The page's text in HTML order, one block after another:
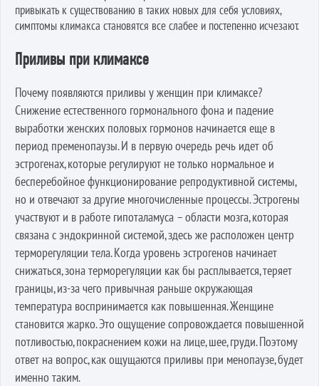
привыкать к существованию в таких новых для себя условиях,
симптомы климакса становятся все слабее и постепенно исчезают.
Приливы при климаксе
Почему появляются приливы у женщин при климаксе?
Снижение естественного гормонального фона и падение
выработки женских половых гормонов начинается еще в
период пременопаузы. И в первую очередь речь идет об
эстрогенах, которые регулируют не только нормальное и
бесперебойное функционирование репродуктивной системы,
но и отвечают за другие многочисленные процессы. Эстрогены
участвуют и в работе гипоталамуса – области мозга, которая
связана с эндокринной системой, здесь же расположен центр
терморегуляции тела. Когда уровень эстрогенов начинает
снижаться, зона терморегуляции как бы расплывается, теряет
границы, из-за чего привычная раньше окружающая
температура воспринимается как повышенная. Женщине
становится жарко. Это ощущение сопровождается повышенной
потливостью, покраснением кожи на лице, шее, груди. Поэтому
ответ на вопрос, как ощущаются приливы при менопаузе, будет
именно таким.